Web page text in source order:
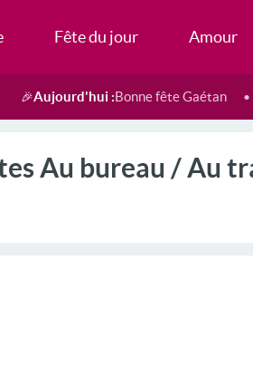
Fête du jour Amour
🎉Aujourd'hui :Bonne fête Gaétan
Au bureau / Au